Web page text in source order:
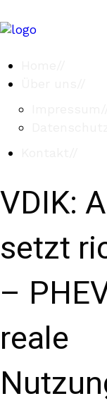
VDIK:
setzt
–
reale